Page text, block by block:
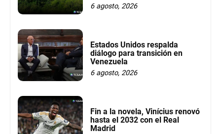
6 agosto, 2026
Estados Unidos respalda
diálogo para transición en
Venezuela
6 agosto, 2026
Fin a la novela, Vinícius renovó
hasta el 2032 con el Real
Madrid